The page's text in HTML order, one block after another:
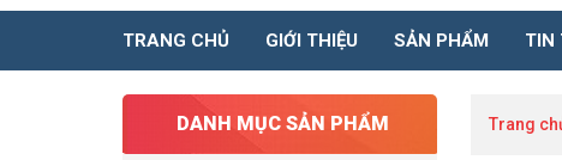
TRANG CHỦ GIỚI THIỆU SẢN PHẨM TIN
Trang
DANH MỤC SẢN PHẨM